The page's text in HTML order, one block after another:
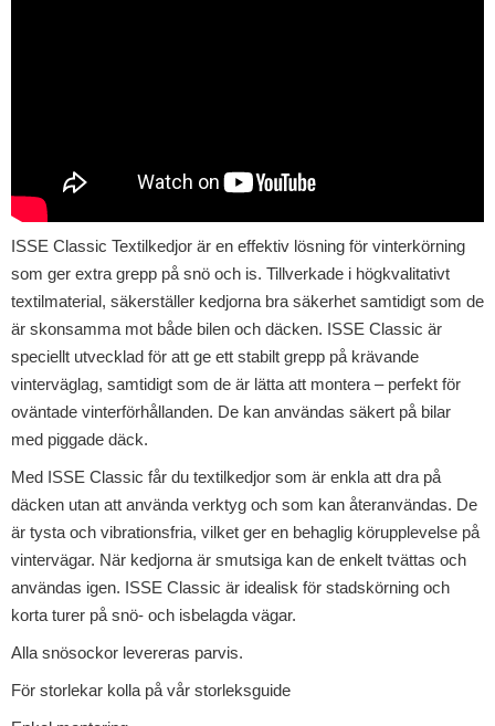
ISSE Classic Textilkedjor är en effektiv lösning för vinterkörning
som ger extra grepp på snö och is. Tillverkade i högkvalitativt
textilmaterial, säkerställer kedjorna bra säkerhet samtidigt som de
är skonsamma mot både bilen och däcken. ISSE Classic är
speciellt utvecklad för att ge ett stabilt grepp på krävande
vinterväglag, samtidigt som de är lätta att montera – perfekt för
oväntade vinterförhållanden. De kan användas säkert på bilar
med piggade däck.
Med ISSE Classic får du textilkedjor som är enkla att dra på
däcken utan att använda verktyg och som kan återanvändas. De
är tysta och vibrationsfria, vilket ger en behaglig körupplevelse på
vintervägar. När kedjorna är smutsiga kan de enkelt tvättas och
användas igen. ISSE Classic är idealisk för stadskörning och
korta turer på snö- och isbelagda vägar.
Alla snösockor levereras parvis.
För storlekar kolla på vår storleksguide